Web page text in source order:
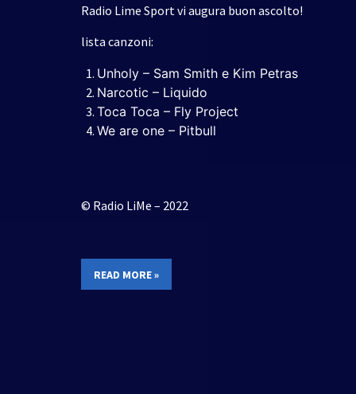
Radio Lime Sport vi augura buon ascolto!
lista canzoni:
Unholy – Sam Smith e Kim Petras
Narcotic – Liquido
Toca Toca – Fly Project
We are one – Pitbull
© Radio LiMe – 2022
READ MORE »